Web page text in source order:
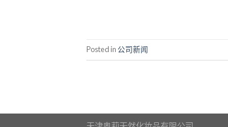
Posted in 公司新闻